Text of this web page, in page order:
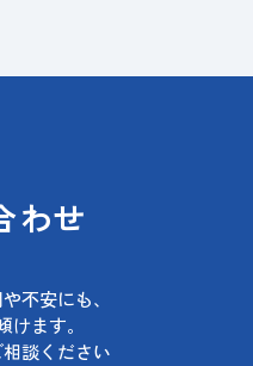
わせ
不安にも、
けます。
談ください